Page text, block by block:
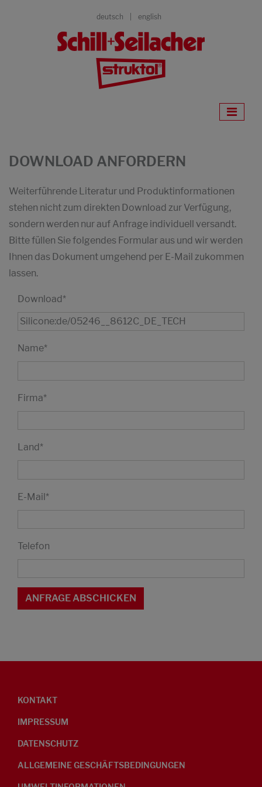
deutsch english
DOWNLOAD ANFORDERN
Weiterführende Literatur und Produktinformationen
stehen nicht zum direkten Download zur Verfügung,
sondern werden nur auf Anfrage individuell versandt.
Bitte füllen Sie folgendes Formular aus und wir werden
Ihnen das Dokument umgehend per E-Mail zukommen
lassen.
Download*
Name*
Firma*
Land*
E-Mail*
Telefon
KONTAKT
IMPRESSUM
DATENSCHUTZ
ALLGEMEINE GESCHÄFTSBEDINGUNGEN